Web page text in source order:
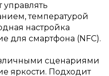
управлять
температурой
настройка
для смартфона (NFC).
сценариями
яркости. Подходит